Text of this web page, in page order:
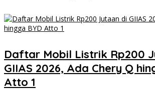
Daftar Mobil Listrik Rp200
GIIAS 2026, Ada Chery Q
Atto 1